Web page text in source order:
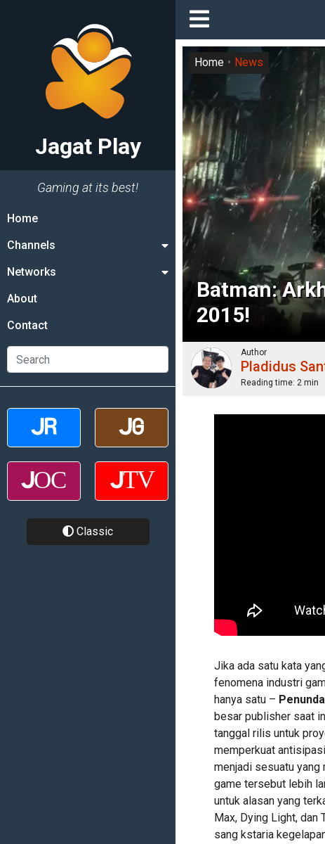
Jagat Play
Gaming at its best!
Home
Channels
Networks
About
Contact
Classic
Batman:
2015!
Home News
Author
Pladidus
Reading time: 2 min
Jika ada satu kata
fenomena industri
hanya satu –
besar publisher saat
tanggal rilis untuk
memperkuat
menjadi sesuatu yang
game tersebut lebih
untuk alasan yang
Max, Dying Light, dan
sang kstaria